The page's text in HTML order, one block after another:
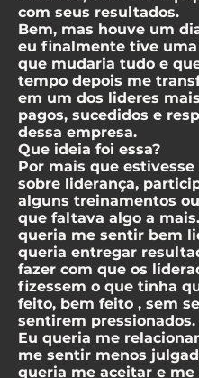
com seus resultados.
Bem, mas houve um
eu finalmente tive
que mudaria tudo e
tempo depois me
em um dos lideres
pagos, sucedidos e
dessa empresa.
Que ideia foi essa?
Por mais que estivesse
sobre liderança,
alguns treinamentos
que faltava algo a
queria me sentir bem
queria entregar
fazer com que os
fizessem o que tinha
feito, bem feito , sem se
sentirem pressionados.
Eu queria me
me sentir menos
queria me aceitar e